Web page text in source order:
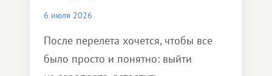
6 июля 2026
После перелета хочется, чтобы все
было просто и понятно: выйти